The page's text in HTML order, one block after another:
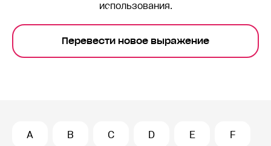
использования.
Перевести новое выражение
A B C D E F